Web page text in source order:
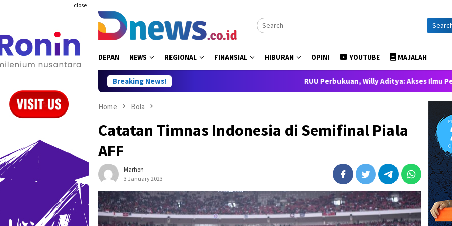
close
DEPAN NEWS REGIONAL FINANSIAL HIBURAN OPINI YOUTUBE MAJALAH
Breaking News! RUU Perbukuan, Willy Aditya: Akses Ilmu Pengetahuan
Home Bola
Catatan Timnas Indonesia di Semifinal Piala
AFF
Marhon
3 January 2023